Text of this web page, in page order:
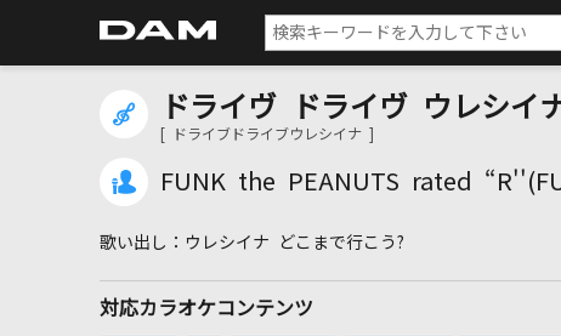
ドライヴ ドライヴ ウレシイ
[ ドライブドライブウレシイナ ]
FUNK the PEANUTS rated
ウレシイナ どこまで行こう?
対応カラオケコンテンツ